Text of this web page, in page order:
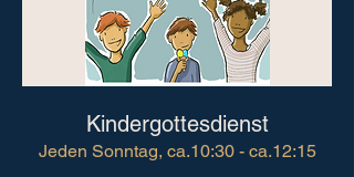
Kindergottesdienst
Jeden Sonntag, ca.10:30 - ca.12:15